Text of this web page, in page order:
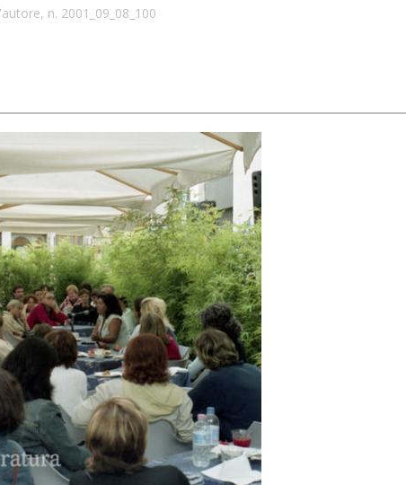
n. 2001_09_08_100